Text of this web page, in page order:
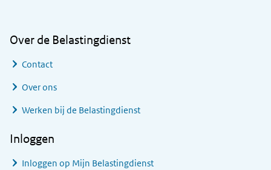
Over de Belastingdienst
Contact
Over ons
Werken bij de Belastingdienst
Inloggen
Inloggen op Mijn Belastingdienst